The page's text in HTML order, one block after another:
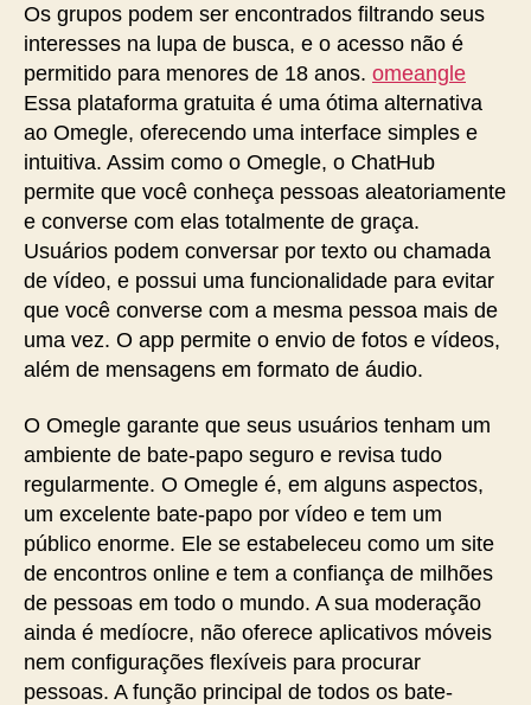
Os grupos podem ser encontrados filtrando seus
interesses na lupa de busca, e o acesso não é
permitido para menores de 18 anos. omeangle
Essa plataforma gratuita é uma ótima alternativa
ao Omegle, oferecendo uma interface simples e
intuitiva. Assim como o Omegle, o ChatHub
permite que você conheça pessoas aleatoriamente
e converse com elas totalmente de graça.
Usuários podem conversar por texto ou chamada
de vídeo, e possui uma funcionalidade para evitar
que você converse com a mesma pessoa mais de
uma vez. O app permite o envio de fotos e vídeos,
além de mensagens em formato de áudio.
O Omegle garante que seus usuários tenham um
ambiente de bate-papo seguro e revisa tudo
regularmente. O Omegle é, em alguns aspectos,
um excelente bate-papo por vídeo e tem um
público enorme. Ele se estabeleceu como um site
de encontros online e tem a confiança de milhões
de pessoas em todo o mundo. A sua moderação
ainda é medíocre, não oferece aplicativos móveis
nem configurações flexíveis para procurar
pessoas. A função principal de todos os bate-